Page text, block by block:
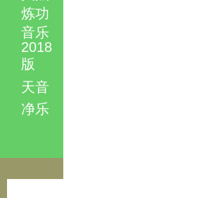
炼功
音乐
2018
版
天音
净乐